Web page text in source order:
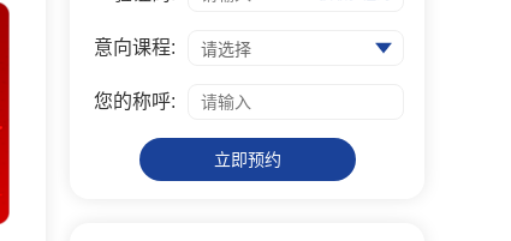
意向课程: 请选择
您的称呼:
立即预约